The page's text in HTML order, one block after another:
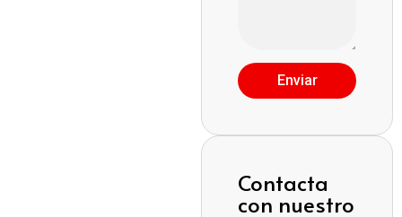
Enviar
Contacta
con nuestro